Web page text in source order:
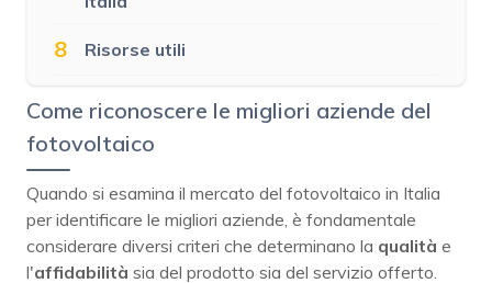
8 Risorse utili
Come riconoscere le migliori aziende del
fotovoltaico
Quando si esamina il mercato del fotovoltaico in Italia
per identificare le migliori aziende, è fondamentale
considerare diversi criteri che determinano la qualità e
l'affidabilità sia del prodotto sia del servizio offerto.